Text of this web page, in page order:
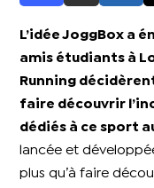
L’idée JoggBox a
amis étudiants à
Running
faire découvrir
dédiés à ce sport
lancée et
plus qu’à faire